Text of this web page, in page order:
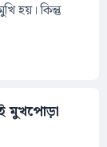
হয়। কিন্তু
মুখপোড়া